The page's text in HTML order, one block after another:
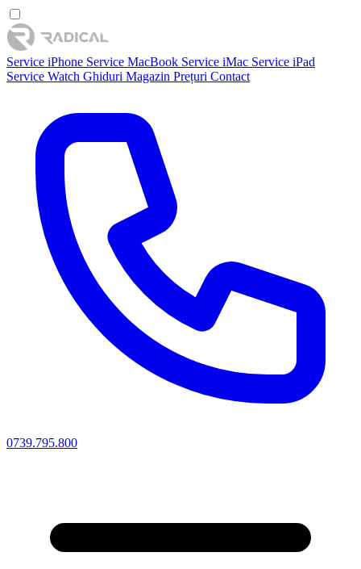
Service iPhone Service MacBook Service iMac Service iPad
Service Watch Ghiduri Magazin Prețuri Contact
0739.795.800